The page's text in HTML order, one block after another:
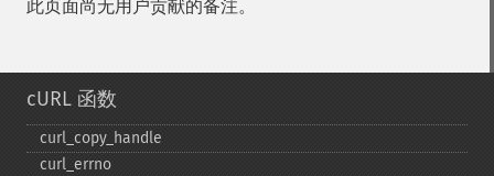
此页面尚无用户贡献的备注。
cURL 函数
curl_​copy_​handle
curl_​errno